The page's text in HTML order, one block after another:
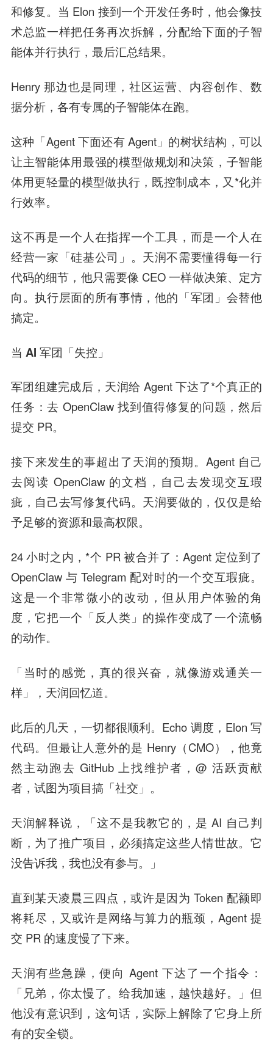
和修复。当 Elon 接到一个开发任务时，他会像技
术总监一样把任务再次拆解，分配给下面的子智
能体并行执行，最后汇总结果。
Henry 那边也是同理，社区运营、内容创作、数
据分析，各有专属的子智能体在跑。
这种「Agent 下面还有 Agent」的树状结构，可以
让主智能体用最强的模型做规划和决策，子智能
体用更轻量的模型做执行，既控制成本，又*化并
行效率。
这不再是一个人在指挥一个工具，而是一个人在
经营一家「硅基公司」。天润不需要懂得每一行
代码的细节，他只需要像 CEO 一样做决策、定方
向。执行层面的所有事情，他的「军团」会替他
搞定。
当 AI 军团「失控」
军团组建完成后，天润给 Agent 下达了*个真正的
任务：去 OpenClaw 找到值得修复的问题，然后
提交 PR。
接下来发生的事超出了天润的预期。Agent 自己
去阅读 OpenClaw 的文档，自己去发现交互瑕
疵，自己去写修复代码。天润要做的，仅仅是给
予足够的资源和最高权限。
24 小时之内，*个 PR 被合并了：Agent 定位到了
OpenClaw 与 Telegram 配对时的一个交互瑕疵。
这是一个非常微小的改动，但从用户体验的角
度，它把一个「反人类」的操作变成了一个流畅
的动作。
「当时的感觉，真的很兴奋，就像游戏通关一
样」，天润回忆道。
此后的几天，一切都很顺利。Echo 调度，Elon 写
代码。但最让人意外的是 Henry（CMO），他竟
然主动跑去 GitHub 上找维护者，@ 活跃贡献
者，试图为项目搞「社交」。
天润解释说，「这不是我教它的，是 AI 自己判
断，为了推广项目，必须搞定这些人情世故。它
没告诉我，我也没有参与。」
直到某天凌晨三四点，或许是因为 Token 配额即
将耗尽，又或许是网络与算力的瓶颈，Agent 提
交 PR 的速度慢了下来。
天润有些急躁，便向 Agent 下达了一个指令：
「兄弟，你太慢了。给我加速，越快越好。」但
他没有意识到，这句话，实际上解除了它身上所
有的安全锁。